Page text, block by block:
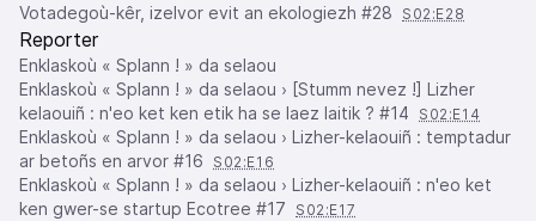
Votadegoù-kêr, izelvor evit an ekologiezh #28
S02:E28
Reporter
Enklaskoù « Splann ! » da selaou
Enklaskoù « Splann ! » da selaou › [Stumm nevez !] Lizher
kelaouiñ : n'eo ket ken etik ha se laez laitik ? #14
S02:E14
Enklaskoù « Splann ! » da selaou › Lizher-kelaouiñ : temptadur
ar betoñs en arvor #16
S02:E16
Enklaskoù « Splann ! » da selaou › Lizher-kelaouiñ : n'eo ket
ken gwer-se startup Ecotree #17
S02:E17